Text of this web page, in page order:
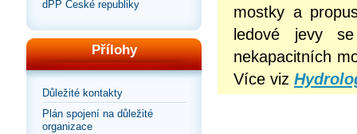
dPP České republiky
Přílohy
Důležité kontakty
Plán spojení na důležité
organizace
mostky a
ledové jevy
nekapacitních
Více viz